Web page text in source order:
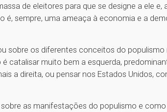
de eleitores para que se designe a ele e,
é, sempre, uma ameaça à economia e a
sobre os diferentes conceitos do populismo
catalisar muito bem a esquerda,
a direita, ou pensar nos Estados Unidos,
as manifestações do populismo e